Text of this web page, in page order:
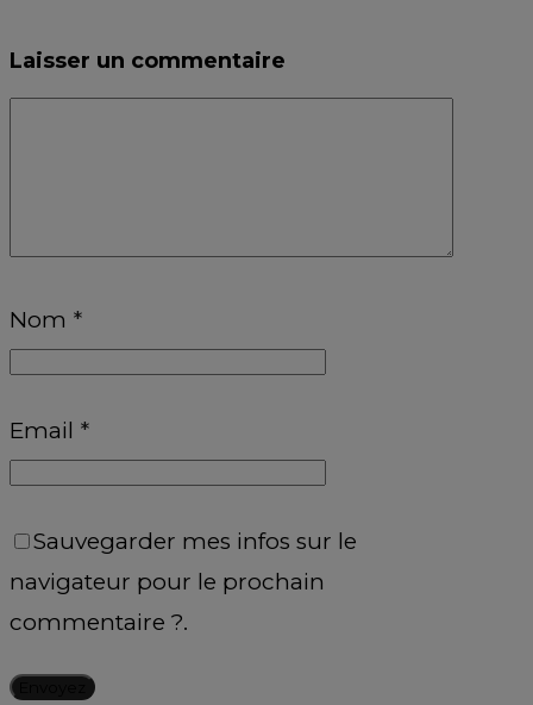
Laisser un commentaire
Nom *
Email *
Sauvegarder mes infos sur le
navigateur pour le prochain
commentaire ?.